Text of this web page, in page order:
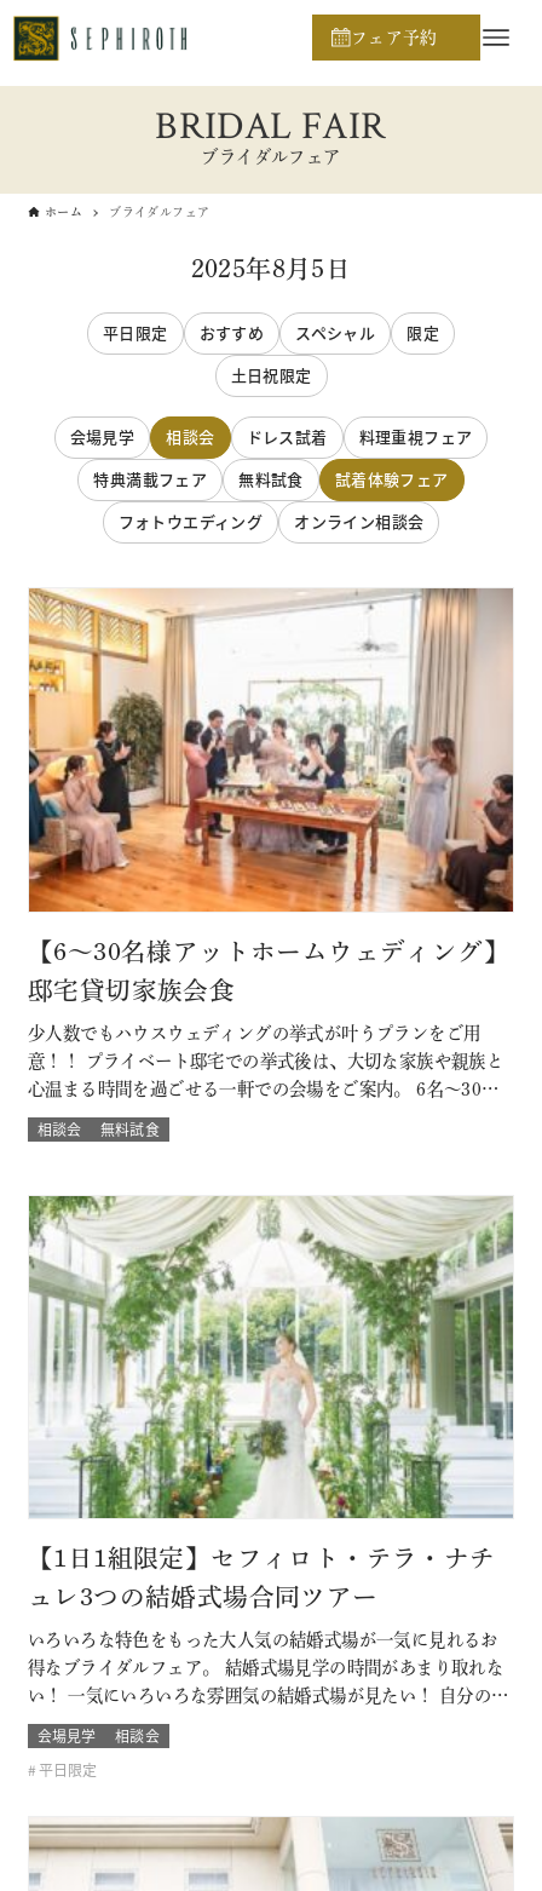
フェア予約
BRIDAL FAIR
ブライダルフェア
ホーム ブライダルフェア
2025年8月5日
平日限定 おすすめ スペシャル
限定
土日祝限定
会場見学 相談会 ドレス試着
料理重視フェア
特典満載フェア
無料試食
試着体験フェア
フォトウエディング
オンライン相談会
【6～30名様アットホームウェディング】
邸宅貸切家族会食
少人数でもハウスウェディングの挙式が叶うプランをご用
意！！ プライベート邸宅での挙式後は、大切な家族や親族と
心温まる時間を過ごせる一軒での会場をご案内。 6名～30名
様までご案内OK このフェアに含まれるコンテンツ SPECIAL
BENEFITS HPからフェア予約された方限定のご来館特典 特
内容は来…
相談会 無料試食
【1日1組限定】セフィロト・テラ・ナチ
ュレ3つの結婚式場合同ツアー
いろいろな特色をもった大人気の結婚式場が一気に見れるお
得なブライダルフェア。 結婚式場見学の時間があまり取れな
い！ 一気にいろいろな雰囲気の結婚式場が見たい！ 自分の結
婚式のスタイルがまだ分からないカップルは必見！ お呼びす
るゲストによっても結婚式の雰囲気や結婚式場のスタイルも
変わるもの そんな結婚式場を一気に比較できるチャンス！！
会場見学
相談会
平日限定